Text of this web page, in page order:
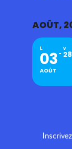
AOÛT,
L
03
AOÛT
V
28